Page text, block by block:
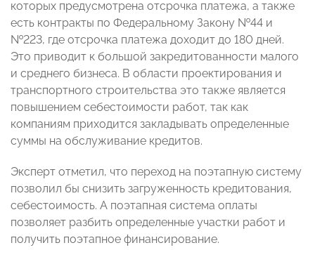
которых предусмотрена отсрочка платежа, а также
есть контракты по Федеральному Закону №44 и
№223, где отсрочка платежа доходит до 180 дней.
Это приводит к большой закредитованности малого
и среднего бизнеса. В области проектирования и
транспортного строительства это также является
повышением себестоимости работ, так как
компаниям приходится закладывать определенные
суммы на обслуживание кредитов.
Эксперт отметил, что переход на поэтапную систему
позволил бы снизить загруженность кредитования,
себестоимость. А поэтапная система оплаты
позволяет разбить определенные участки работ и
получить поэтапное финансирование.